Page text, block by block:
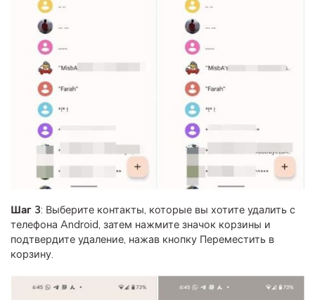
Шаг 3: Выберите контакты, которые вы хотите удалить с
телефона Android, затем нажмите значок корзины и
подтвердите удаление, нажав кнопку Переместить в
корзину.